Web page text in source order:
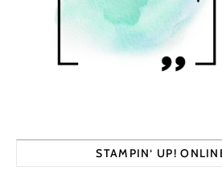
STAMPIN‘ UP!